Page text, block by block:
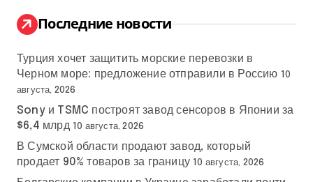
:
Последние новости
Турция хочет защитить морские перевозки в
Черном море: предложение отправили в Россию 10
августа, 2026
Sony и TSMC построят завод сенсоров в Японии за
$6,4 млрд 10 августа, 2026
В Сумской области продают завод, который
продает 90% товаров за границу 10 августа, 2026